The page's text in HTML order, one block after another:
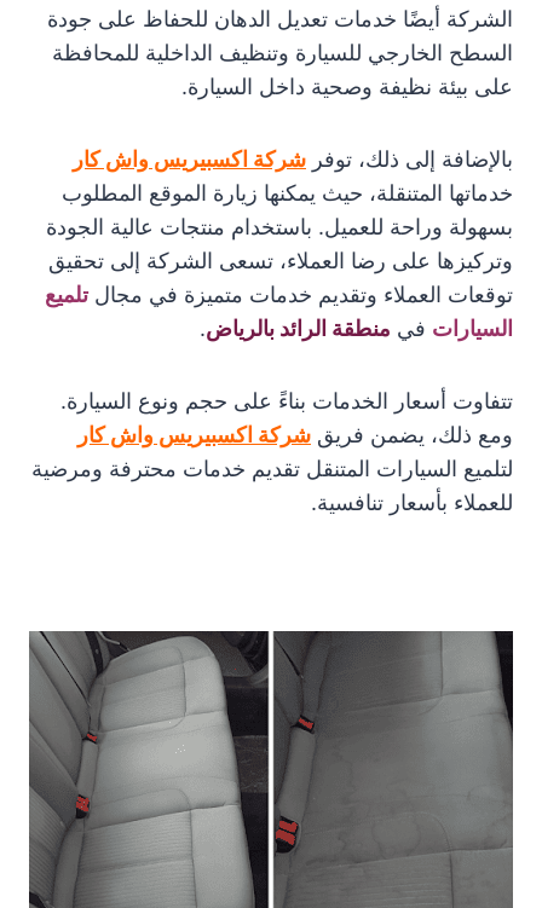
الشركة أيضًا خدمات تعديل الدهان للحفاظ على جودة
السطح الخارجي للسيارة وتنظيف الداخلية للمحافظة
على بيئة نظيفة وصحية داخل السيارة.
بالإضافة إلى ذلك، توفر شركة اكسبيريس واش كار
خدماتها المتنقلة، حيث يمكنها زيارة الموقع المطلوب
بسهولة وراحة للعميل. باستخدام منتجات عالية الجودة
وتركيزها على رضا العملاء، تسعى الشركة إلى تحقيق
توقعات العملاء وتقديم خدمات متميزة في مجالتلميع
السيارات في منطقة الرائد بالرياض.
تتفاوت أسعار الخدمات بناءً على حجم ونوع السيارة.
ومع ذلك، يضمن فريق شركة اكسبيريس واش كار
لتلميع السيارات المتنقل تقديم خدمات محترفة ومرضية
للعملاء بأسعار تنافسية.